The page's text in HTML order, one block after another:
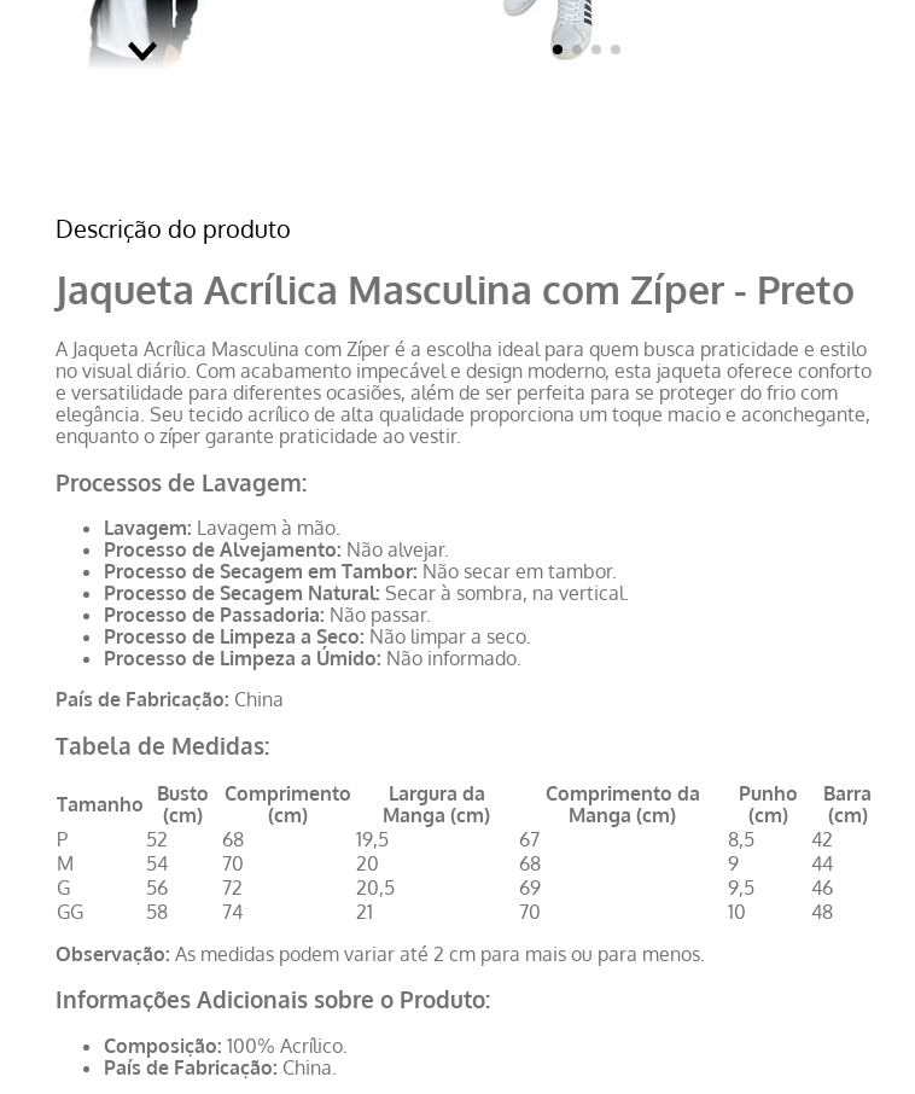
Descrição do produto
Jaqueta Acrílica Masculina com Zíper - Preto
A Jaqueta Acrílica Masculina com Zíper é a escolha ideal para quem busca praticidade e estilo
no visual diário. Com acabamento impecável e design moderno, esta jaqueta oferece conforto
e versatilidade para diferentes ocasiões, além de ser perfeita para se proteger do frio com
elegância. Seu tecido acrílico de alta qualidade proporciona um toque macio e aconchegante,
enquanto o zíper garante praticidade ao vestir.
Processos de Lavagem:
Lavagem: Lavagem à mão.
Processo de Alvejamento: Não alvejar.
Processo de Secagem em Tambor: Não secar em tambor.
Processo de Secagem Natural: Secar à sombra, na vertical.
Processo de Passadoria: Não passar.
Processo de Limpeza a Seco: Não limpar a seco.
Processo de Limpeza a Úmido: Não informado.
País de Fabricação: China
Tabela de Medidas:
Tamanho
Busto
(cm)
Comprimento
(cm)
Largura da
Manga (cm)
Comprimento da
Manga (cm)
Punho
(cm)
Barra
(cm)
P
52 68 19,5 67 8,5
42
M
54 70 20 68 9
44
G
56 72 20,5 69 9,5
46
GG
58 74 21 70 10
48
Observação: As medidas podem variar até 2 cm para mais ou para menos.
Informações Adicionais sobre o Produto:
Composição: 100% Acrílico.
País de Fabricação: China.